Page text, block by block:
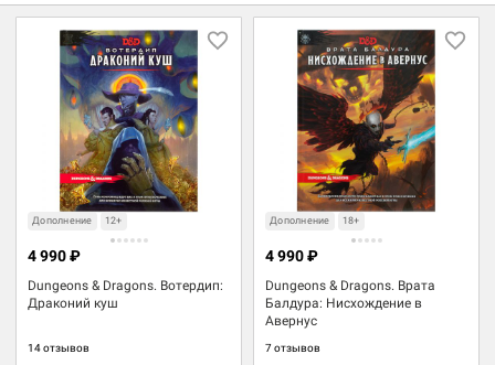
Дополнение 12+
Dungeons & Dragons. Вотердип:
Драконий куш
14 отзывов
4 990 ₽
Дополнение 18+
Dungeons & Dragons. Врата
Балдура: Нисхождение в
Авернус
7 отзывов
4 990 ₽